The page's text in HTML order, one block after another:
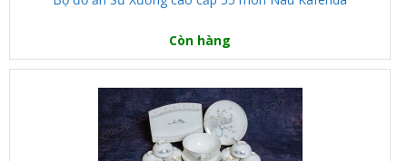
Còn hàng